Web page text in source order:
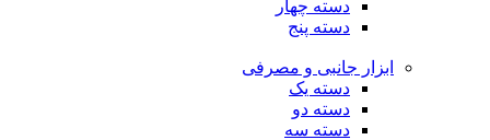
دسته چهار
دسته پنج
ابزار جانبی و مصرفی
دسته یک
دسته دو
دسته سه